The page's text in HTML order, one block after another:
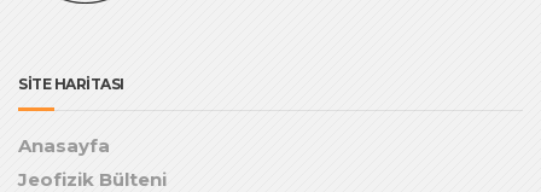
SİTE HARİTASI
Anasayfa
Jeofizik Bülteni